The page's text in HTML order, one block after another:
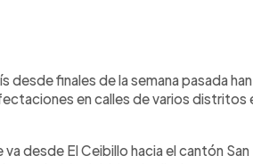
desde finales de la semana pasada han
en calles de varios distritos
desde El Ceibillo hacia el cantón San